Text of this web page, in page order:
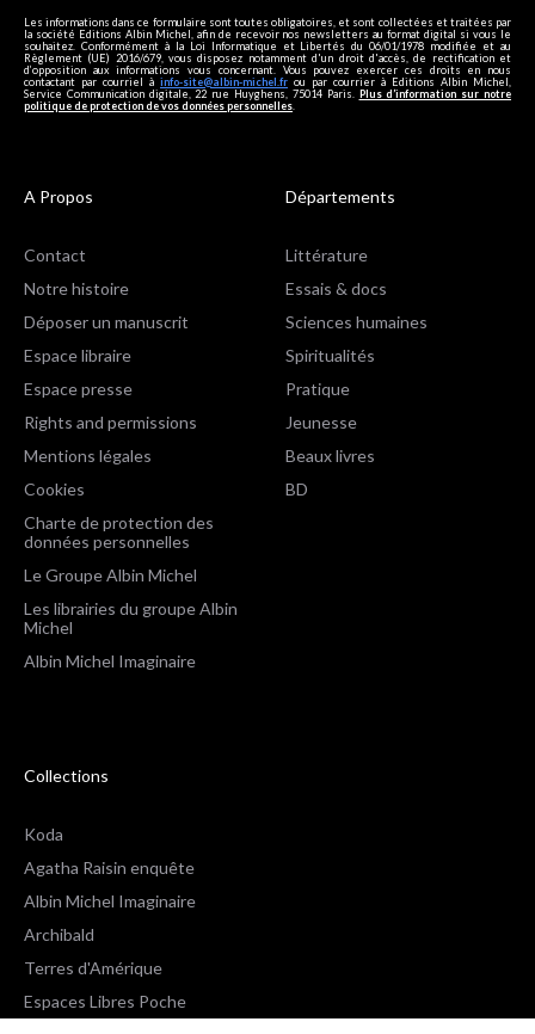
Les informations dans ce formulaire sont toutes obligatoires, et sont collectées et traitées par
la société Editions Albin Michel, afin de recevoir nos newsletters au format digital si vous le
souhaitez. Conformément à la Loi Informatique et Libertés du 06/01/1978 modifiée et au
Règlement (UE) 2016/679, vous disposez notamment d'un droit d'accès, de rectification et
d’opposition aux informations vous concernant. Vous pouvez exercer ces droits en nous
contactant par courriel à info-site@albin-michel.fr ou par courrier à Editions Albin Michel,
Service Communication digitale, 22 rue Huyghens, 75014 Paris. Plus d’information sur notre
politique de protection de vos données personnelles.
A Propos
Contact
Notre histoire
Déposer un manuscrit
Espace libraire
Espace presse
Rights and permissions
Mentions légales
Cookies
Charte de protection des
données personnelles
Le Groupe Albin Michel
Les librairies du groupe Albin
Michel
Albin Michel Imaginaire
Départements
Littérature
Essais & docs
Sciences humaines
Spiritualités
Pratique
Jeunesse
Beaux livres
BD
Collections
Koda
Agatha Raisin enquête
Albin Michel Imaginaire
Archibald
Terres d'Amérique
Espaces Libres Poche